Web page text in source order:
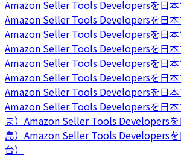
Amazon Seller Tools Developersを日本
Amazon Seller Tools Developersを日本
Amazon Seller Tools Developersを日本
Amazon Seller Tools Developersを日本
Amazon Seller Tools Developersを日本
Amazon Seller Tools Developersを日本
Amazon Seller Tools Developersを日本
Amazon Seller Tools Developersを日
ま） Amazon Seller Tools Developers
島） Amazon Seller Tools Developers
台）